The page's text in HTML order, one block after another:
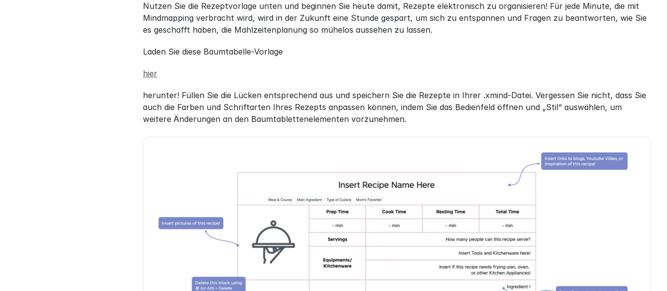
Nutzen Sie die Rezeptvorlage unten und beginnen Sie heute damit, Rezepte elektronisch zu organisieren! Für jede Minute, die mit
Mindmapping verbracht wird, wird in der Zukunft eine Stunde gespart, um sich zu entspannen und Fragen zu beantworten, wie Sie
es geschafft haben, die Mahlzeitenplanung so mühelos aussehen zu lassen.
Laden Sie diese Baumtabelle-Vorlage
hier
herunter! Füllen Sie die Lücken entsprechend aus und speichern Sie die Rezepte in Ihrer .xmind-Datei. Vergessen Sie nicht, dass Sie
auch die Farben und Schriftarten Ihres Rezepts anpassen können, indem Sie das Bedienfeld öffnen und „Stil“ auswählen, um
weitere Änderungen an den Baumtablettenelementen vorzunehmen.